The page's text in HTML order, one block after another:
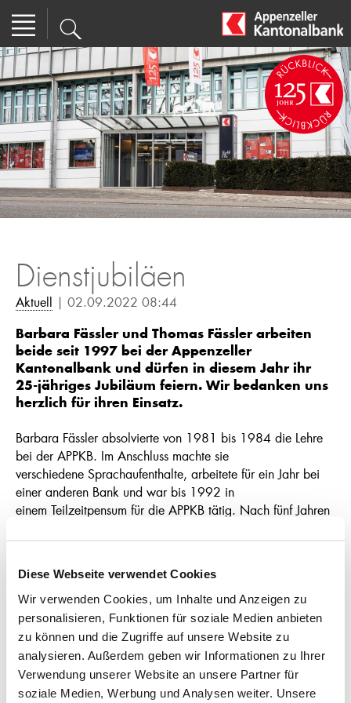
Diese Webseite verwendet Cookies
Wir verwenden Cookies, um Inhalte und Anzeigen zu
personalisieren, Funktionen für soziale Medien anbieten
zu können und die Zugriffe auf unsere Website zu
analysieren. Außerdem geben wir Informationen zu Ihrer
Verwendung unserer Website an unsere Partner für
soziale Medien, Werbung und Analysen weiter. Unsere
Dienstjubiläen
Aktuell | 02.09.2022 08:44
Barbara Fässler und Thomas Fässler arbeiten
beide seit 1997 bei der Appenzeller
Kantonalbank und dürfen in diesem Jahr ihr
25-jähriges Jubiläum feiern. Wir bedanken uns
herzlich für ihren Einsatz.
Barbara Fässler absolvierte von 1981 bis 1984 die Lehre
bei der APPKB. Im Anschluss machte sie
verschiedene Sprachaufenthalte, arbeitete für ein Jahr bei
einer anderen Bank und war bis 1992 in
einem Teilzeitpensum für die APPKB tätig. Nach fünf Jahren
Handel, deren Leitung sie vor drei Jahren übernahm.
Seit dem 9. Juni 1997 ist Thomas Fässler bei der APPKB.
Eingestellt wurde er als Sachbearbeiter Kredite
und leitete dabei ein Projekt zur Einführung eines neuen
Kreditprogramms. Nach zwei Jahren wechselte
er in das Backoffice Anlagen und übernahm Anfang 2015
die Leitung dieser Abteilung.